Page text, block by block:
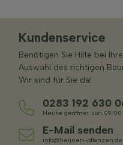
Kundenservice
Benötigen Sie Hilfe bei
Auswahl des richtigen
Wir sind für Sie da!
0283 192 630
Heute geöffnet von 09:00
E-Mail senden
info@heijnen-pflanzen.de